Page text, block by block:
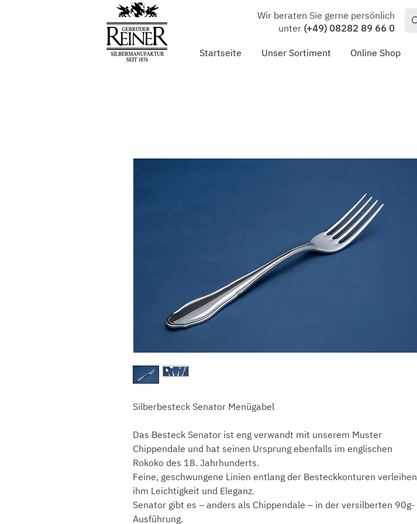
Wir beraten Sie gerne persönlich
unter (+49) 08282 89 66 0
Startseite Unser Sortiment Online Shop
Silberbesteck Senator Menügabel
Das Besteck Senator ist eng verwandt mit unserem Muster
Chippendale und hat seinen Ursprung ebenfalls im englischen
Rokoko des 18. Jahrhunderts.
Feine, geschwungene Linien entlang der Besteckkonturen verleihen
ihm Leichtigkeit und Eleganz.
Senator gibt es – anders als Chippendale – in der versilberten 90g-
Ausführung.